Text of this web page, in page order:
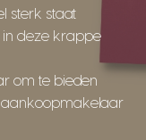
sterk staat
deze krappe
om te bieden
aankoopmakelaar